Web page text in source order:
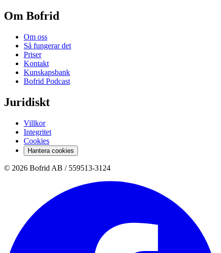
Om Bofrid
Om oss
Så fungerar det
Priser
Kontakt
Kunskapsbank
Bofrid Podcast
Juridiskt
Villkor
Integritet
Cookies
Hantera cookies
© 2026 Bofrid AB / 559513-3124